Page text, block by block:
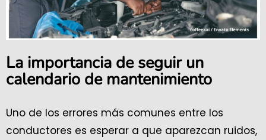
La importancia de seguir un
calendario de mantenimiento
Uno de los errores más comunes entre los
conductores es esperar a que aparezcan ruidos,